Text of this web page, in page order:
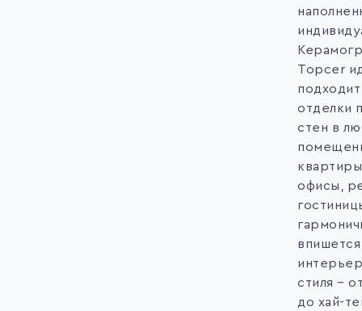
Topcer
подходит
отделки
стен в
офисы,
стиля –
до хай-